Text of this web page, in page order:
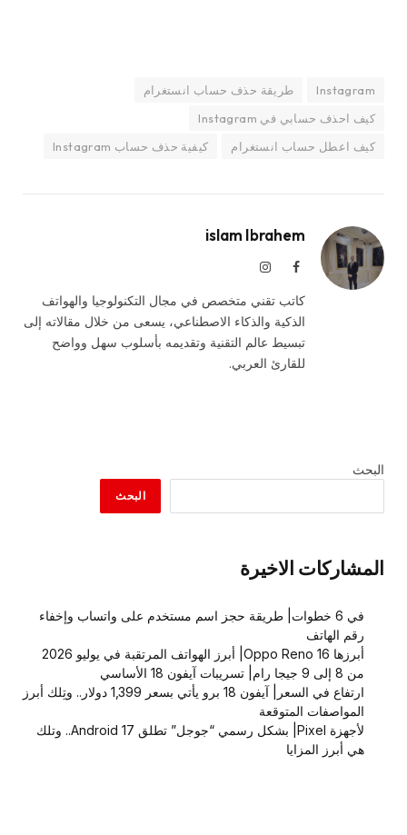
Instagram
طريقة حذف حساب انستغرام
كيف احذف حسابي في Instagram
كيف اعطل حساب انستغرام
كيفية حذف حساب Instagram
islam Ibrahem
فيسبوكالانستغرام
كاتب تقني متخصص في مجال التكنولوجيا والهواتف
الذكية والذكاء الاصطناعي، يسعى من خلال مقالاته إلى
تبسيط عالم التقنية وتقديمه بأسلوب سهل وواضح
للقارئ العربي.
البحث
البحث
المشاركات الاخيرة
في 6 خطوات| طريقة حجز اسم مستخدم على واتساب وإخفاء
رقم الهاتف
أبرزها Oppo Reno 16| أبرز الهواتف المرتقبة في يوليو 2026
من 8 إلى 9 جيجا رام| تسريبات آيفون 18 الأساسي
ارتفاع في السعر| آيفون 18 برو يأتي بسعر 1,399 دولار.. وتِلك أبرز
المواصفات المتوقعة
لأجهزة Pixel| بشكل رسمي “جوجل” تطلق Android 17.. وتلك
هي أبرز المزايا